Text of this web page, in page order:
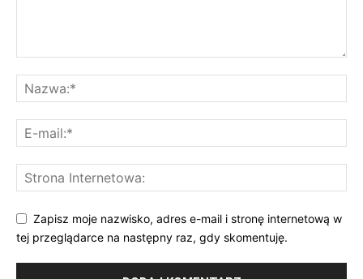
Zapisz moje nazwisko, adres e-mail i stronę internetową w
tej przeglądarce na następny raz, gdy skomentuję.